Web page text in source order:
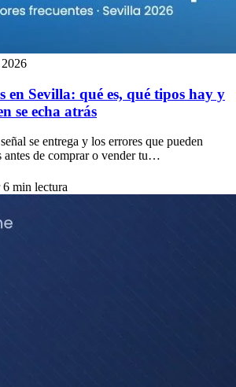
en Sevilla: qué es, qué tipos hay y
se echa atrás
se entrega y los errores que pueden
antes de comprar o vender tu…
6 min lectura